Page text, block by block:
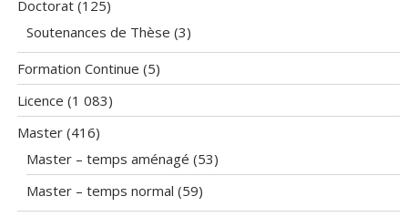
Doctorat (125)
Soutenances de Thèse (3)
Formation Continue (5)
Licence (1 083)
Master (416)
Master – temps aménagé (53)
Master – temps normal (59)